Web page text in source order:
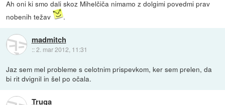
Ah oni ki smo dali skoz Mihelčiča nimamo z dolgimi povedmi prav
nobenih težav
.
madmitch
::2. mar 2012, 11:31
Jaz sem mel probleme s celotnim prispevkom, ker sem prelen, da
bi rit dvignil in šel po očala.
Truga